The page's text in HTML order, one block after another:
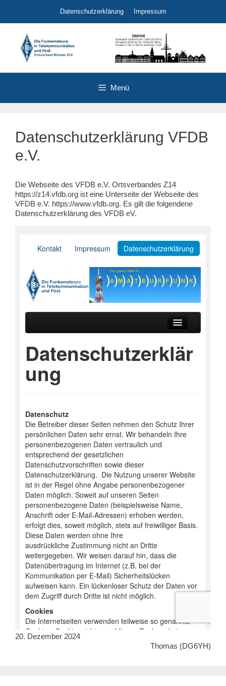
springen
Datenschutzerklärung Impressum
Menü
Datenschutzerklärung VFDB
e.V.
Die Webseite des VFDB e.V. Ortsverbandes Z14
https://z14.vfdb.org ist eine Unterseite der Webseite des
VFDB e.V. https://www.vfdb.org. Es gilt die folgendene
Datenschutzerklärung des VFDB eV.
20. Dezember 2024
Thomas (DG6YH)